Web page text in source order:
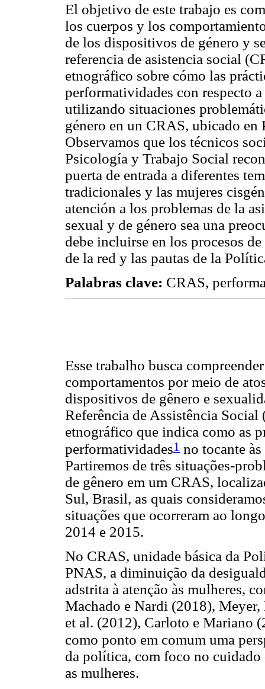
El objetivo de este trabajo es
los cuerpos y los
de los dispositivos de género y
referencia de asistencia social
etnográfico sobre cómo las
performatividades con respecto
utilizando situaciones
género en un CRAS, ubicado
Observamos que los técnicos
Psicología y Trabajo Social
puerta de entrada a diferentes
tradicionales y las mujeres
atención a los problemas de la
sexual y de género sea una
debe incluirse en los procesos
de la red y las pautas de la
Palabras clave: CRAS,
Esse trabalho busca
comportamentos por meio de
dispositivos de gênero e
Referência de Assistência
etnográfico que indica como as
performatividades1 no tocante
Partiremos de três situações-
de gênero em um CRAS,
Sul, Brasil, as quais
situações que ocorreram ao
2014 e 2015.
No CRAS, unidade básica da
PNAS, a diminuição da
adstrita à atenção às mulheres,
Machado e Nardi (2018),
et al. (2012), Carloto e Mariano
como ponto em comum uma
da política, com foco no
as mulheres.